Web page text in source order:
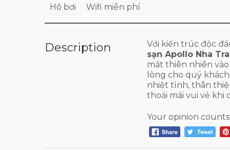
Hồ bơi Wifi miễn phí
Description Với kiến trúc độc
sạn Apollo Nha
mát thiên nhiên
lòng cho quý
nhiệt tình, thân
thoải mái vui vẻ khi
Your opinion counts!